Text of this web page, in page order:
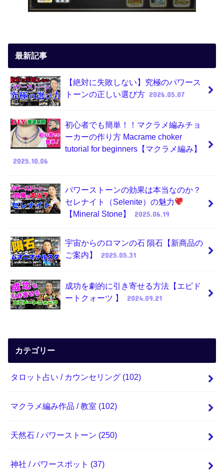
最新記事
【絶対に失敗しない】究極のパワース
トーンの正しい選び方 2026.05.07
初心者でも簡単！！マクラメ編みチョ
ーカーの作り方 Macrame choker
tutorial for beginners【マクラメ編み】
2025.10.06
パワーストーンの効果は本当なのか？
セレナイト（Selenite）の魅力
【Mineral Stone】
2025.06.19
宇宙からのロマンの石 隕石【新商品の
ご案内】
2025.05.31
成功を劇的に引き寄せる方法【エピド
ートクォーツ 】
2024.09.21
カテゴリー
タロット占い / カウンセリング (102)
マクラメ編み作品 / 教室 (102)
天然石 / パワーストーン (250)
神社 / パワースポット (37)